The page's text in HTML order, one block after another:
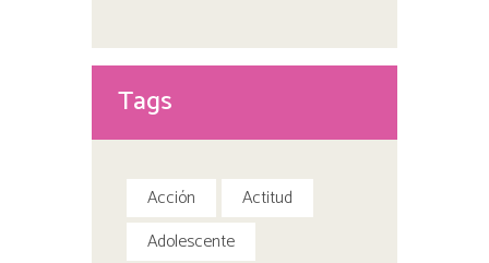
Tags
Acción
Actitud
Adolescente